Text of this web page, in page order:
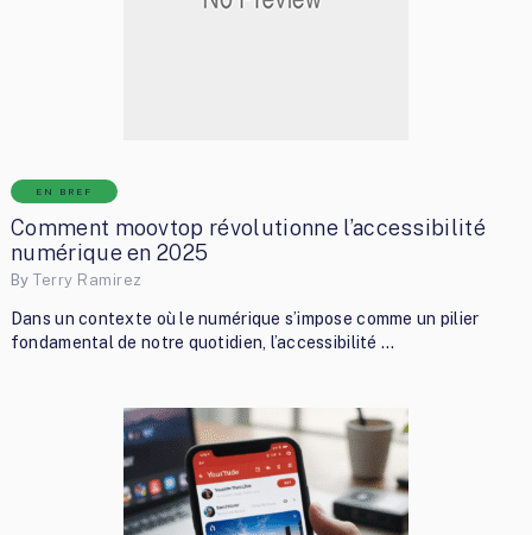
EN BREF
Comment moovtop révolutionne l’accessibilité
numérique en 2025
ByTerry Ramirez
Dans un contexte où le numérique s’impose comme un pilier
fondamental de notre quotidien, l’accessibilité …